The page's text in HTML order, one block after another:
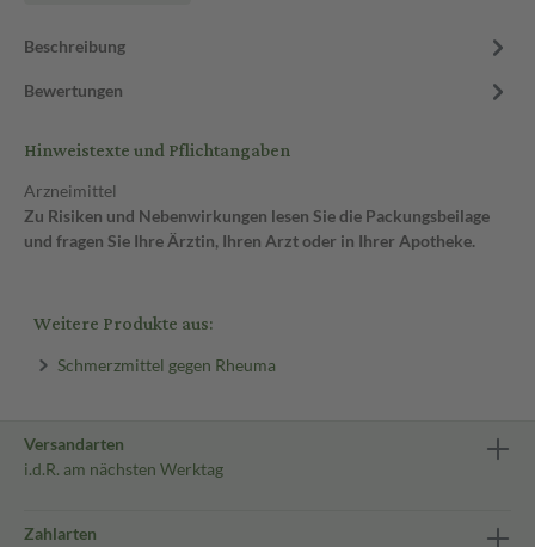
Beschreibung
Bewertungen
Hinweistexte und Pflichtangaben
Arzneimittel
Zu Risiken und Nebenwirkungen lesen Sie die Packungsbeilage
und fragen Sie Ihre Ärztin, Ihren Arzt oder in Ihrer Apotheke.
Weitere Produkte aus:
Schmerzmittel gegen Rheuma
Versandarten
i.d.R. am nächsten Werktag
Zahlarten